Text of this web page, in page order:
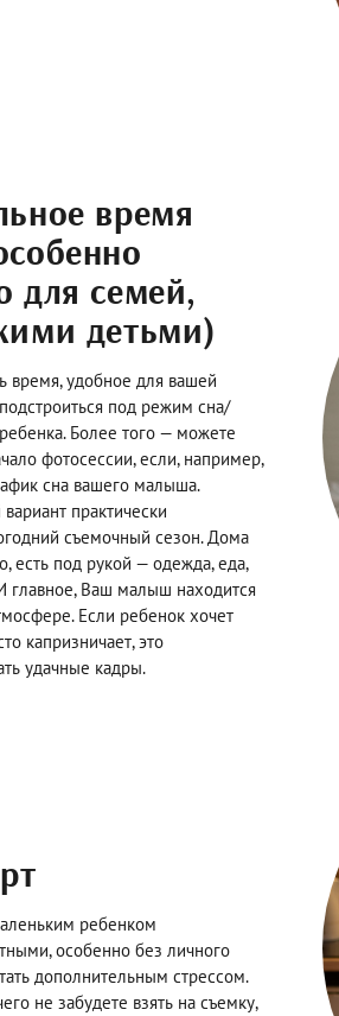
время
для семей,
детьми)
время, удобное для вашей
под режим сна/
Более того — можете
фотосессии, если, например,
сна вашего малыша.
практически
съемочный сезон. Дома
есть под рукой — одежда, еда,
главное, Ваш малыш находится
Если ребенок хочет
капризничает, это
удачные кадры.
ребенком
особенно без личного
дополнительным стрессом.
не забудете взять на съемку,